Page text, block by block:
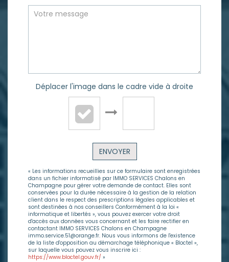
Déplacer l'image dans le cadre vide à droite
ENVOYER
« Les informations recueillies sur ce formulaire sont enregistrées
dans un fichier informatisé par IMMO SERVICES Chalons en
Champagne pour gérer votre demande de contact. Elles sont
conservées pour la durée nécessaire à la gestion de la relation
client dans le respect des prescriptions légales applicables et
sont destinées à nos conseillers Conformément à la loi «
informatique et libertés », vous pouvez exercer votre droit
d'accès aux données vous concernant et les faire rectifier en
contactant IMMO SERVICES Chalons en Champagne
immo.service.51@orange.fr. Nous vous informons de l'existence
de la liste d'opposition au démarchage téléphonique « Bloctel »,
sur laquelle vous pouvez vous inscrire ici :
https://www.bloctel.gouv.fr/ »